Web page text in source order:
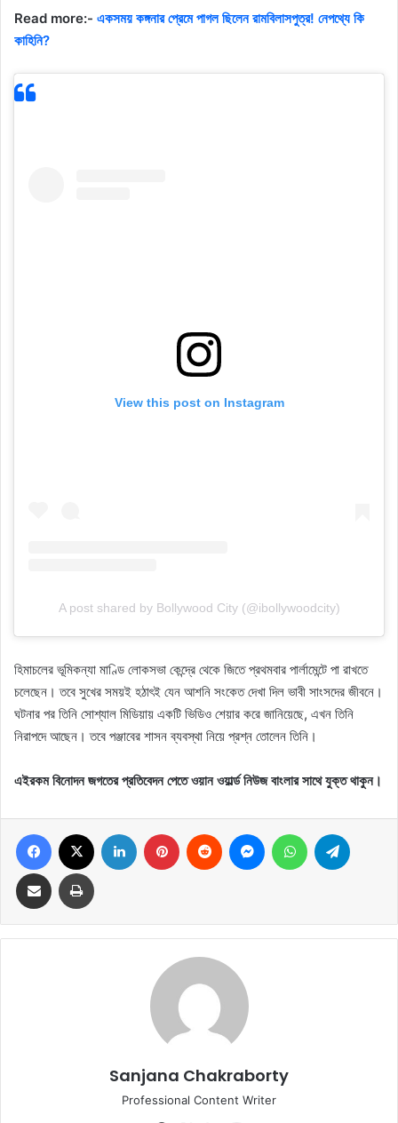
Read more:- একসময় কঙ্গনার প্রেমে পাগল ছিলেন রামবিলাসপুত্র! নেপথ্যে কি
কাহিনি?
View this post on Instagram
A post shared by Bollywood City (@ibollywoodcity)
হিমাচলের ভূমিকন্যা মাণ্ডি লোকসভা কেন্দ্রে থেকে জিতে প্রথমবার পার্লামেন্টে পা রাখতে
চলেছেন। তবে সুখের সময়ই হঠাৎই যেন আশনি সংকেত দেখা দিল ভাবী সাংসদের জীবনে।
ঘটনার পর তিনি সোশ্যাল মিডিয়ায় একটি ভিডিও শেয়ার করে জানিয়েছে, এখন তিনি
নিরাপদে আছেন। তবে পঞ্জাবের শাসন ব্যবস্থা নিয়ে প্রশ্ন তোলেন তিনি।
এইরকম বিনোদন জগতের প্রতিবেদন পেতে ওয়ান ওয়ার্ল্ড নিউজ বাংলার সাথে যুক্ত থাকুন।
Sanjana Chakraborty
Professional Content Writer